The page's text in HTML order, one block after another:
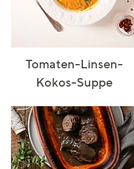
Tomaten-Linsen-
Kokos-Suppe